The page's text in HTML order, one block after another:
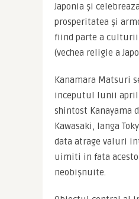
Japonia şi
prosperitatea şi
fiind parte a
(vechea religie a
Kanamara Matsuri
inceputul lunii
shintost Kanayama
Kawasaki, langa
data atrage valuri
uimiti in fata
neobişnuite.